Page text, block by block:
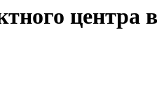
центра